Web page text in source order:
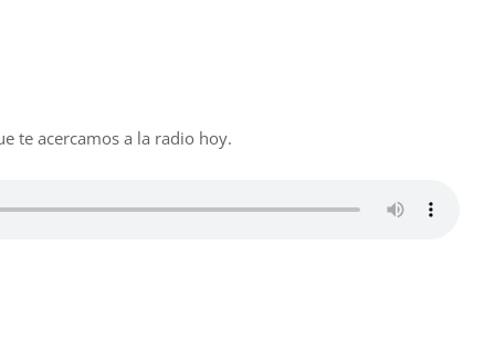
te acercamos a la radio hoy.